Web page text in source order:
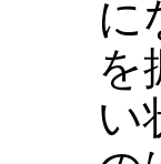
に
を
い